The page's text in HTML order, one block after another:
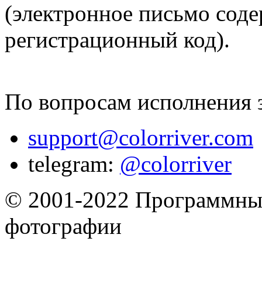
(электронное письмо
регистрационный код).
По вопросам исполнения
support@colorriver.com
telegram: @colorriver
© 2001-2022
фотографии